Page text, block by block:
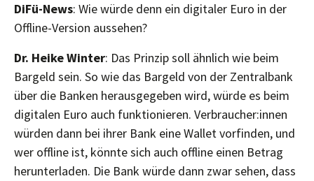
DiFü-News: Wie würde denn ein digitaler Euro in der
Offline-Version aussehen?
Dr. Heike Winter: Das Prinzip soll ähnlich wie beim
Bargeld sein. So wie das Bargeld von der Zentralbank
über die Banken herausgegeben wird, würde es beim
digitalen Euro auch funktionieren. Verbraucher:innen
würden dann bei ihrer Bank eine Wallet vorfinden, und
wer offline ist, könnte sich auch offline einen Betrag
herunterladen. Die Bank würde dann zwar sehen, dass